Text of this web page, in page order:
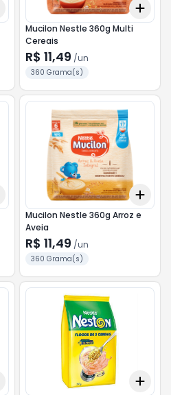
+10 Add
Mucilon Nestle 360g Multi
Cereais
R$ 11,49 /un
360 Grama(s)
+10 Add
Mucilon Nestle 360g Arroz e
Aveia
R$ 11,49 /un
360 Grama(s)
10 Add